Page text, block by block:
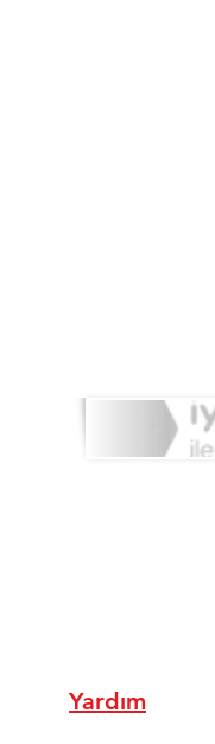
Yardım